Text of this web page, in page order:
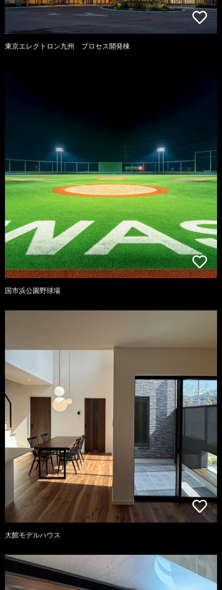
東京エレクトロン九州 プロセス開発棟
国市浜公園野球場
大館モデルハウス